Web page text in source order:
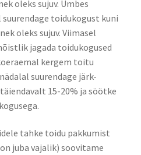
oleks sujuv. Umbes
toidukogust kuni
oleks sujuv. Viimasel
jagada toidukogused
kergem toitu
suurendage järk-
15-20% ja söötke
tahke toidu pakkumist
juba vajalik) soovitame